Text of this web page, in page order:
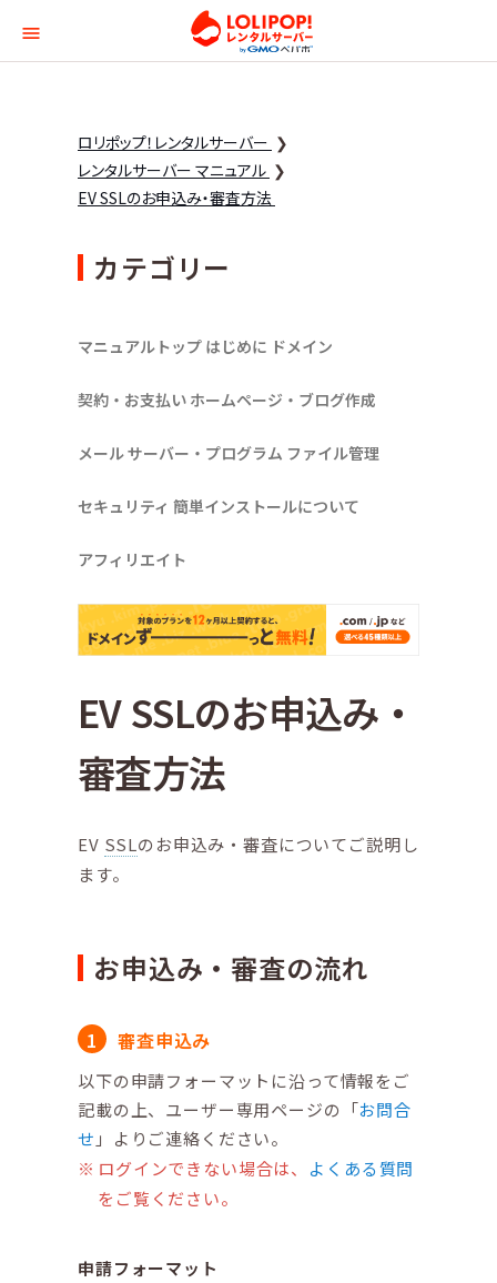
ロリポップ！レンタル
ロリポップ！レンタルサーバー
レンタルサーバー マニュアル
EV SSLのお申込み・審査方法
カテゴリー
マニュアルトップ はじめに ドメイン
契約・お支払い ホームページ・ブログ作成
メールサーバー・プログラム ファイル管理
セキュリティ 簡単インストールについて
アフィリエイト
EV SSLのお申込み・
審査方法
EV SSLのお申込み・審査についてご説明し
ます。
お申込み・審査の流れ
審査申込み
以下の申請フォーマットに沿って情報をご
記載の上、ユーザー専用ページの「お問合
せ 」よりご連絡ください。
ログインできない場合は、 よくある質問
をご覧ください。
申請フォーマット